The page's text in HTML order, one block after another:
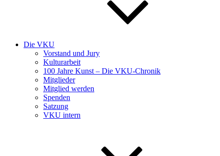
Die VKU
Vorstand und Jury
Kulturarbeit
100 Jahre Kunst – Die VKU-Chronik
Mitglieder
Mitglied werden
Spenden
Satzung
VKU intern